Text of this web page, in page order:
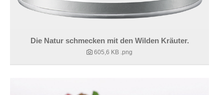
Die Natur schmecken mit den Wilden Kräuter.
605,6 KB .png